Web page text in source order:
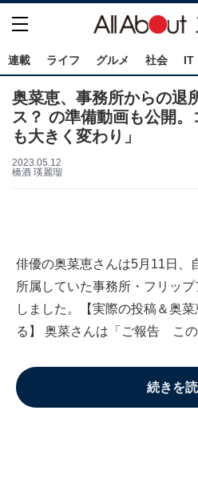
連載 ライフ グルメ 社会 IT
奥菜恵、事務所からの退
ス？ の準備動画も公開
も大きく変わり」
2023.05.12
橋酒 瑛麗瑠
俳優の奥菜恵さんは5月11日、
所属していた事務所・フリッ
しました。【実際の投稿＆奥
る】 奥菜さんは「ご報告 こ
続きを